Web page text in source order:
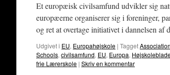
Et europæisk civilsamfund udvikler sig
europæerne organiserer sig i foreninger,
og ret at overtage initiativet i dannelsen
Udgivet i EU, Europahøjskole | Tagget
Schools, civilsamfund, EU, Europa,
frie Lærerskole | Skriv en kommentar